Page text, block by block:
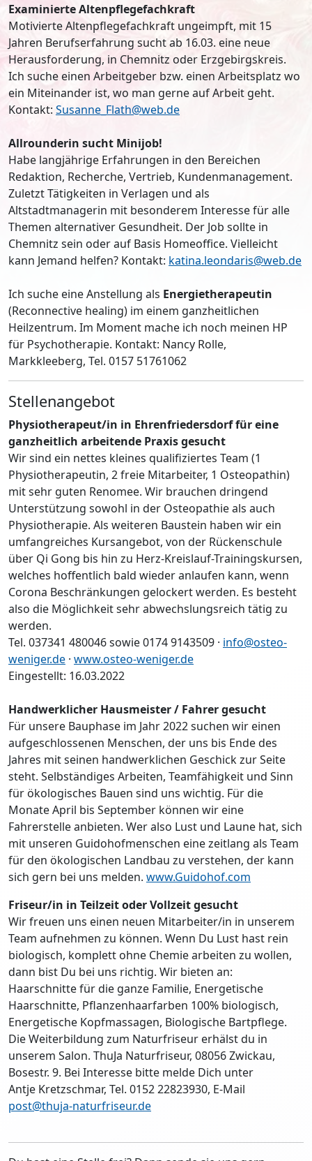
Examinierte Altenpflegefachkraft
Motivierte Altenpflegefachkraft ungeimpft, mit 15
Jahren Berufserfahrung sucht ab 16.03. eine neue
Herausforderung, in Chemnitz oder Erzgebirgskreis.
Ich suche einen Arbeitgeber bzw. einen Arbeitsplatz wo
ein Miteinander ist, wo man gerne auf Arbeit geht.
Kontakt: Susanne_Flath@web.de
Allrounderin sucht Minijob!
Habe langjährige Erfahrungen in den Bereichen
Redaktion, Recherche, Vertrieb, Kundenmanagement.
Zuletzt Tätigkeiten in Verlagen und als
Altstadtmanagerin mit besonderem Interesse für alle
Themen alternativer Gesundheit. Der Job sollte in
Chemnitz sein oder auf Basis Homeoffice. Vielleicht
kann Jemand helfen? Kontakt: katina.leondaris@web.de
Ich suche eine Anstellung als Energietherapeutin
(Reconnective healing) im einem ganzheitlichen
Heilzentrum. Im Moment mache ich noch meinen HP
für Psychotherapie. Kontakt: Nancy Rolle,
Markkleeberg, Tel. 0157 51761062
Stellenangebot
Physiotherapeut/in in Ehrenfriedersdorf für eine
ganzheitlich arbeitende Praxis gesucht
Wir sind ein nettes kleines qualifiziertes Team (1
Physiotherapeutin, 2 freie Mitarbeiter, 1 Osteopathin)
mit sehr guten Renomee. Wir brauchen dringend
Unterstützung sowohl in der Osteopathie als auch
Physiotherapie. Als weiteren Baustein haben wir ein
umfangreiches Kursangebot, von der Rückenschule
über Qi Gong bis hin zu Herz-Kreislauf-Trainingskursen,
welches hoffentlich bald wieder anlaufen kann, wenn
Corona Beschränkungen gelockert werden. Es besteht
also die Möglichkeit sehr abwechslungsreich tätig zu
werden.
Tel. 037341 480046 sowie 0174 9143509 · info@osteo-
weniger.de · www.osteo-weniger.de
Eingestellt: 16.03.2022
Handwerklicher Hausmeister / Fahrer gesucht
Für unsere Bauphase im Jahr 2022 suchen wir einen
aufgeschlossenen Menschen, der uns bis Ende des
Jahres mit seinen handwerklichen Geschick zur Seite
steht. Selbständiges Arbeiten, Teamfähigkeit und Sinn
für ökologisches Bauen sind uns wichtig. Für die
Monate April bis September können wir eine
Fahrerstelle anbieten. Wer also Lust und Laune hat, sich
mit unseren Guidohofmenschen eine zeitlang als Team
für den ökologischen Landbau zu verstehen, der kann
sich gern bei uns melden. www.Guidohof.com
Friseur/in in Teilzeit oder Vollzeit gesucht
Wir freuen uns einen neuen Mitarbeiter/in in unserem
Team aufnehmen zu können. Wenn Du Lust hast rein
biologisch, komplett ohne Chemie arbeiten zu wollen,
dann bist Du bei uns richtig. Wir bieten an:
Haarschnitte für die ganze Familie, Energetische
Haarschnitte, Pflanzenhaarfarben 100% biologisch,
Energetische Kopfmassagen, Biologische Bartpflege.
Die Weiterbildung zum Naturfriseur erhälst du in
unserem Salon. ThuJa Naturfriseur, 08056 Zwickau,
Bosestr. 9. Bei Interesse bitte melde Dich unter
Antje Kretzschmar, Tel. 0152 22823930, E-Mail
post@thuja-naturfriseur.de